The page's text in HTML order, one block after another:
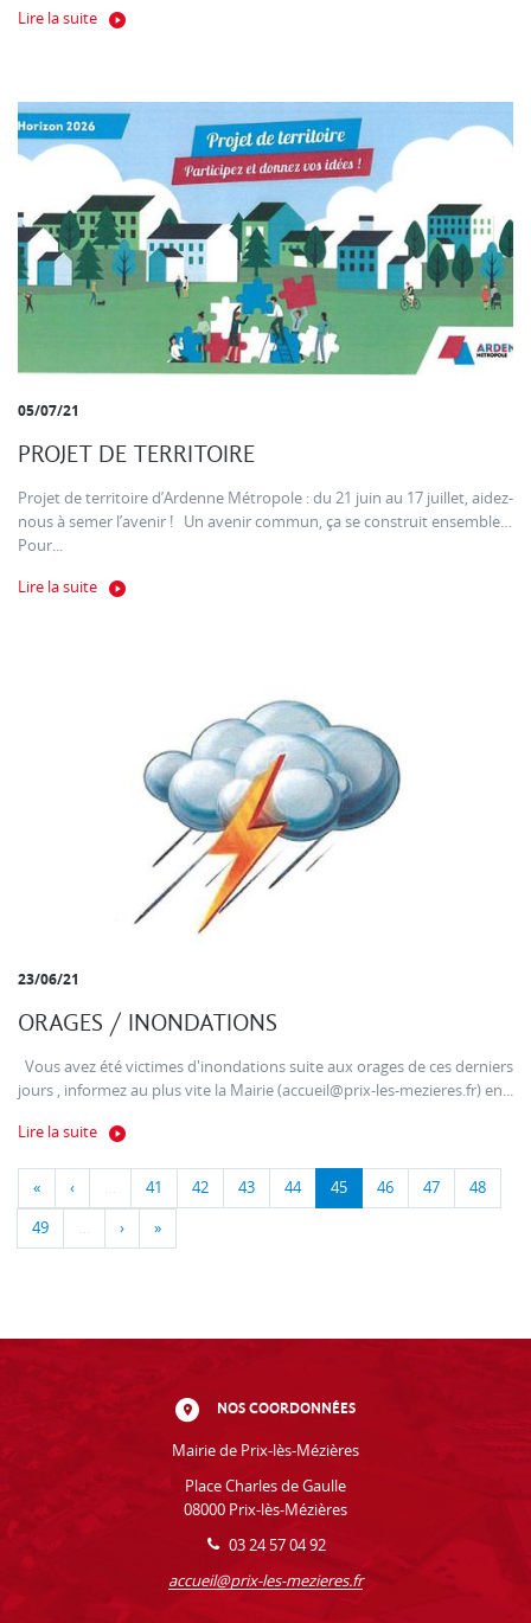
Lire la suite
05/07/21
PROJET DE TERRITOIRE
Projet de territoire d’Ardenne Métropole : du 21 juin au 17 juillet, aidez-
nous à semer l’avenir ! Un avenir commun, ça se construit ensemble…
Pour...
Lire la suite
23/06/21
ORAGES / INONDATIONS
Vous avez été victimes d'inondations suite aux orages de ces derniers
jours , informez au plus vite la Mairie (accueil@prix-les-mezieres.fr) en...
Lire la suite
« ‹ … 41 42 43 44 45 46 47 48
49 … › »
NOS COORDONNÉES
Mairie de Prix-lès-Mézières
Place Charles de Gaulle
08000 Prix-lès-Mézières
03 24 57 04 92
accueil@prix-les-mezieres.fr